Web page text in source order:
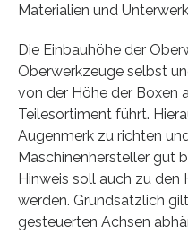
Materialien und
Die Einbauhöhe der
Oberwerkzeuge selbst
von der Höhe der Boxen
Teilesortiment führt.
Augenmerk zu richten
Maschinenhersteller gut
Hinweis soll auch zu den
werden. Grundsätzlich
gesteuerten Achsen